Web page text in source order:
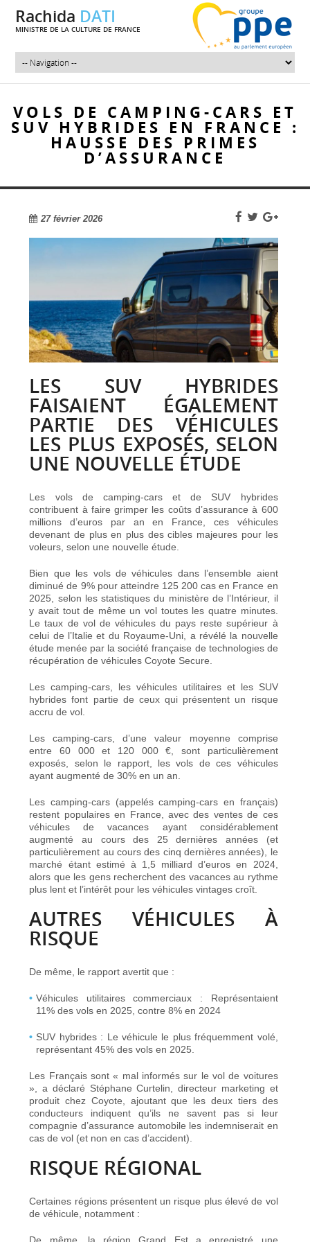
Rachida DATI
MINISTRE DE LA CULTURE DE FRANCE
VOLS DE CAMPING-CARS ET
SUV HYBRIDES EN FRANCE :
HAUSSE DES PRIMES
D’ASSURANCE
27 février 2026
LES SUV HYBRIDES
FAISAIENT ÉGALEMENT
PARTIE DES VÉHICULES
LES PLUS EXPOSÉS, SELON
UNE NOUVELLE ÉTUDE
Les vols de camping-cars et de SUV hybrides
contribuent à faire grimper les coûts d’assurance à 600
millions d’euros par an en France, ces véhicules
devenant de plus en plus des cibles majeures pour les
voleurs, selon une nouvelle étude.
Bien que les vols de véhicules dans l’ensemble aient
diminué de 9% pour atteindre 125 200 cas en France en
2025, selon les statistiques du ministère de l’Intérieur, il
y avait tout de même un vol toutes les quatre minutes.
Le taux de vol de véhicules du pays reste supérieur à
celui de l’Italie et du Royaume-Uni, a révélé la nouvelle
étude menée par la société française de technologies de
récupération de véhicules Coyote Secure.
Les camping-cars, les véhicules utilitaires et les SUV
hybrides font partie de ceux qui présentent un risque
accru de vol.
Les camping-cars, d’une valeur moyenne comprise
entre 60 000 et 120 000 €, sont particulièrement
exposés, selon le rapport, les vols de ces véhicules
ayant augmenté de 30% en un an.
Les camping-cars (appelés camping-cars en français)
restent populaires en France, avec des ventes de ces
véhicules de vacances ayant considérablement
augmenté au cours des 25 dernières années (et
particulièrement au cours des cinq dernières années), le
marché étant estimé à 1,5 milliard d’euros en 2024,
alors que les gens recherchent des vacances au rythme
plus lent et l’intérêt pour les véhicules vintages croît
AUTRES VÉHICULES À
RISQUE
De même, le rapport avertit que :
Véhicules utilitaires commerciaux : Représentaient
11% des vols en 2025, contre 8% en 2024
SUV hybrides : Le véhicule le plus fréquemment volé,
représentant 45% des vols en 2025.
Les Français sont « mal informés sur le vol de voitures
», a déclaré Stéphane Curtelin, directeur marketing et
produit chez Coyote, ajoutant que les deux tiers des
conducteurs indiquent qu’ils ne savent pas si leur
compagnie d’assurance automobile les indemniserait en
cas de vol (et non en cas d’accident).
RISQUE RÉGIONAL
Certaines régions présentent un risque plus élevé de vol
de véhicule, notamment :
De même, la région Grand Est a enregistré une